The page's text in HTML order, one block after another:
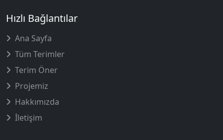
Hızlı Bağlantılar
Ana Sayfa
Tüm Terimler
Terim Öner
Projemiz
Hakkımızda
İletişim